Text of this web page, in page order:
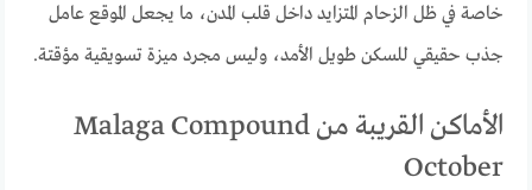
خاصة في ظل الزحام المتزايد داخل قلب المدن، ما يجعل الموقع عامل
جذب حقيقي للسكن طويل الأمد، وليس مجرد ميزة تسويقية مؤقتة.
الأماكن القريبة من Malaga Compound
October